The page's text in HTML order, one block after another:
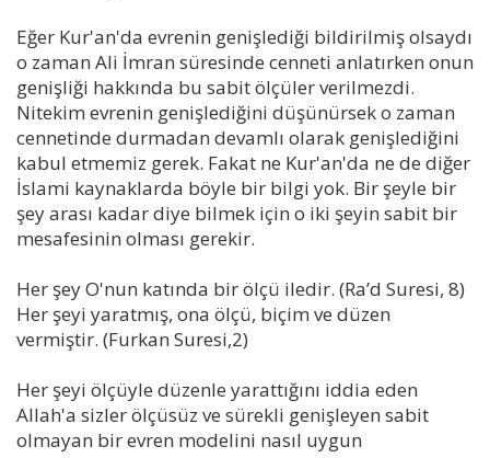
Eğer Kur'an'da evrenin genişlediği bildirilmiş olsaydı
o zaman Ali İmran süresinde cenneti anlatırken onun
genişliği hakkında bu sabit ölçüler verilmezdi.
Nitekim evrenin genişlediğini düşünürsek o zaman
cennetinde durmadan devamlı olarak genişlediğini
kabul etmemiz gerek. Fakat ne Kur'an'da ne de diğer
İslami kaynaklarda böyle bir bilgi yok. Bir şeyle bir
şey arası kadar diye bilmek için o iki şeyin sabit bir
mesafesinin olması gerekir.
Her şey O'nun katında bir ölçü iledir. (Ra’d Suresi, 8)
Her şeyi yaratmış, ona ölçü, biçim ve düzen
vermiştir. (Furkan Suresi,2)
Her şeyi ölçüyle düzenle yarattığını iddia eden
Allah'a sizler ölçüsüz ve sürekli genişleyen sabit
olmayan bir evren modelini nasıl uygun